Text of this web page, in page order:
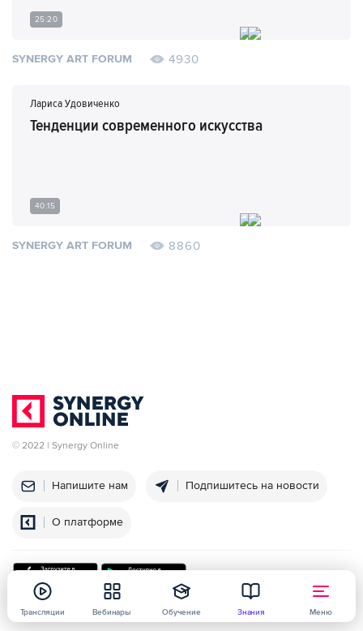
Трансляции Вебинары Обучение Знания Меню
25:20
SYNERGY ART FORUM 4930
Лариса Удовиченко
Тенденции современного искусства
40:15
SYNERGY ART FORUM 8860
© 2022 | Synergy Online
Напишите нам Подпишитесь на новости
О платформе
Университет Политика конфиденциальности Договор оферты